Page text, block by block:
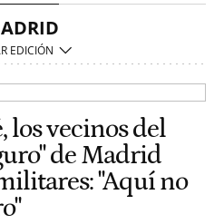
los vecinos del
de Madrid
"Aquí no